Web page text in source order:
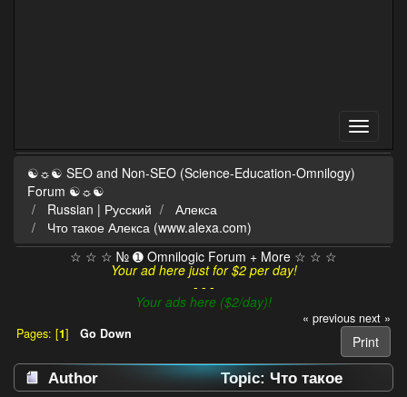
☯☼☯ SEO and Non-SEO (Science-Education-Omnilogy)
Forum ☯☼☯
Russian | Русский
Алекса
Что такое Алекса (www.alexa.com)
☆ ☆ ☆ № ➊ Omnilogic Forum + More ☆ ☆ ☆
Your ad here just for $2 per day!
- - -
Your ads here ($2/day)!
« previous next »
Print
Pages: [1] Go Down
Author
Topic: Что такое